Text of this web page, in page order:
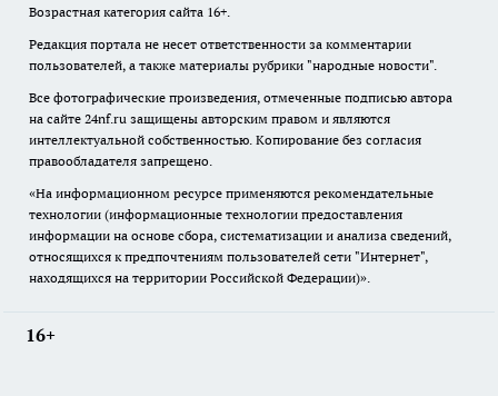
Возрастная категория сайта 16+.
Редакция портала не несет ответственности за комментарии
пользователей, а также материалы рубрики "народные новости".
Все фотографические произведения, отмеченные подписью автора
на сайте 24nf.ru защищены авторским правом и являются
интеллектуальной собственностью. Копирование без согласия
правообладателя запрещено.
«На информационном ресурсе применяются рекомендательные
технологии (информационные технологии предоставления
информации на основе сбора, систематизации и анализа сведений,
относящихся к предпочтениям пользователей сети "Интернет",
находящихся на территории Российской Федерации)».
16+